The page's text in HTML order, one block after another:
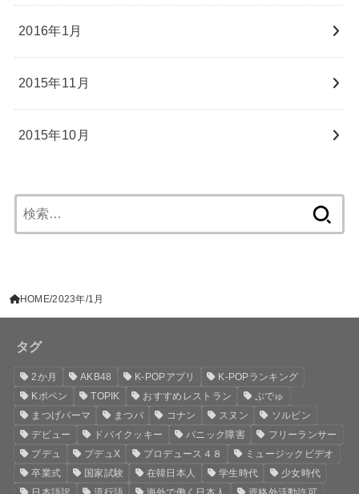
2016年1月
2015年11月
2015年10月
索:
HOME 2023年 1月
タグ
2か月 AKB48 K-POPアプリ
K-POPランキング
Kポペン
TOPIK おすすめレストラン
ぷでゅ
まつげパーマ
まつパ コナン スヌン
ソルビン
デビュー
ドバイクッキー パニック障害
フリーランサー
プデュ
プデュX プロデュース４８
ミュージックビデオ
卒業式
国家試験 在韓日本人 学生時代
少女時代